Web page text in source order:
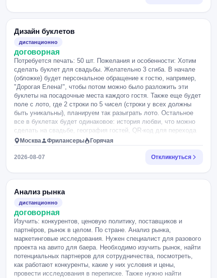
промежуточным сдачам в течение трёх рабочих дней. При
необходимости — доступ к отдельным отраслевым
материалам из архива заказчика.
Meta Quest. После отклика отправлю полное описание
Дизайн буклетов
дистанционно
договорная
Потребуется печать: 50 шт. Пожелания и особенности: Хотим
сделать буклет для свадьбы. Желательно 3 сгиба. В начале
(обложке) будет персональное обращение к гостю, например,
"Дорогая Елена!", чтобы потом можно было разложить эти
буклеты на посадочные места каждого гостя. Также еще будет
поле с лото, где 2 строки по 5 чисел (строки у всех должны
быть уникальны), планируем так разыграть лото. Остальное
все в буклетах будет одинаковое: история любви, что можно
сделать на свадьбе, география гостей, QR-код для перехода
на сайт где делать и сохранять фото со свадьбы. Требуется
помощь с макетом и изготовлением этих буклетов.
Предоставим подробную информацию что разместить на
конечно, должно быть еще задолго до неё. Чем раньше тем
Москва Фрилансеры Горячая
2026-08-07 Откликнуться
Анализ рынка
дистанционно
договорная
Изучить: конкурентов, ценовую политику, поставщиков и
партнёров, рынок в целом. По стране. Анализ рынка,
маркетинговые исследования. Нужен специалист для разового
проекта на авито для баера. Необходимо изучить рынок, найти
потенциальных партнеров для сотрудничества, посмотреть,
как работают конкуренты, какие у них условия и цены,
провести исследования в переписке. Также нужно найти